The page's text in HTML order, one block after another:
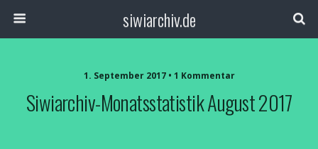
siwiarchiv.de
1. September 2017 • 1 Kommentar
Siwiarchiv-Monatsstatistik August 2017